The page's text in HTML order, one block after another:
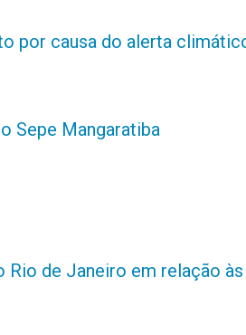
por causa do alerta
Sepe Mangaratiba
Rio de Janeiro em relação